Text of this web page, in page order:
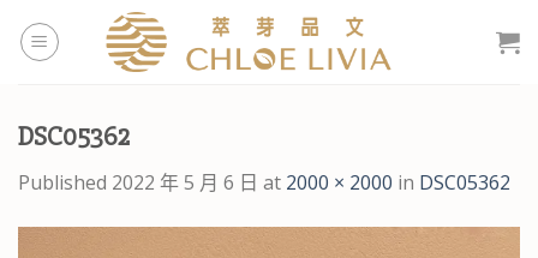
DSC05362
Published 2022 年 5 月 6 日 at 2000 × 2000 in DSC05362